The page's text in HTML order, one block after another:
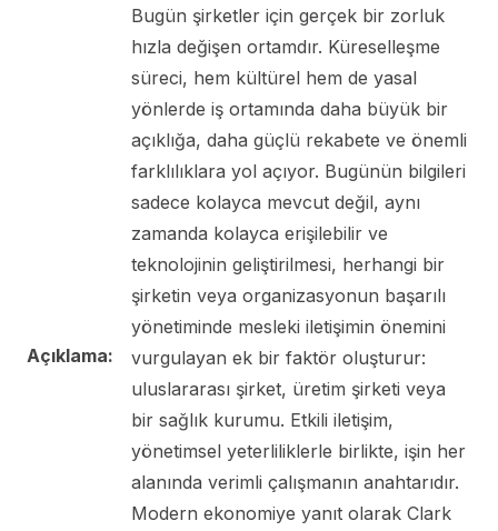
Açıklama:
Bugün şirketler için gerçek bir zorluk
hızla değişen ortamdır. Küreselleşme
süreci, hem kültürel hem de yasal
yönlerde iş ortamında daha büyük bir
açıklığa, daha güçlü rekabete ve önemli
farklılıklara yol açıyor. Bugünün bilgileri
sadece kolayca mevcut değil, aynı
zamanda kolayca erişilebilir ve
teknolojinin geliştirilmesi, herhangi bir
şirketin veya organizasyonun başarılı
yönetiminde mesleki iletişimin önemini
vurgulayan ek bir faktör oluşturur:
uluslararası şirket, üretim şirketi veya
bir sağlık kurumu. Etkili iletişim,
yönetimsel yeterliliklerle birlikte, işin her
alanında verimli çalışmanın anahtarıdır.
Modern ekonomiye yanıt olarak Clark